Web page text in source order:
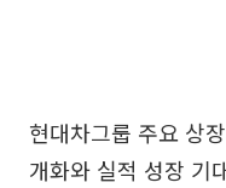
현대차그룹 주요 상
개화와 실적 성장 기